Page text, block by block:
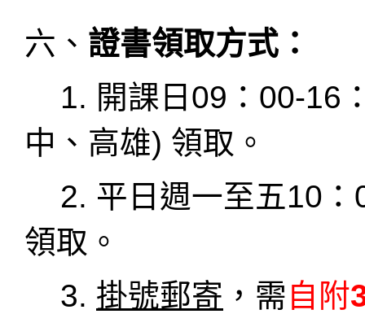
六、 證書領取方式：
1. 開課日09 ： 00-16
中、高雄) 領取。
2. 平日週一至五10 ：
領取。
3. 掛號郵寄 ，需自附